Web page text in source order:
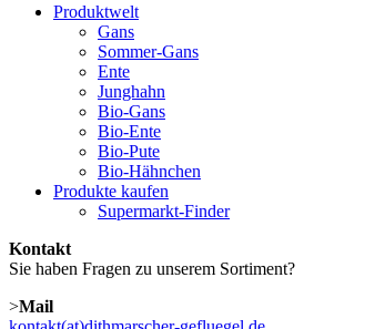
Produktwelt
Gans
Sommer-Gans
Ente
Junghahn
Bio-Gans
Bio-Ente
Bio-Pute
Bio-Hähnchen
Produkte kaufen
Supermarkt-Finder
Kontakt
Sie haben Fragen zu unserem Sortiment?
>Mail